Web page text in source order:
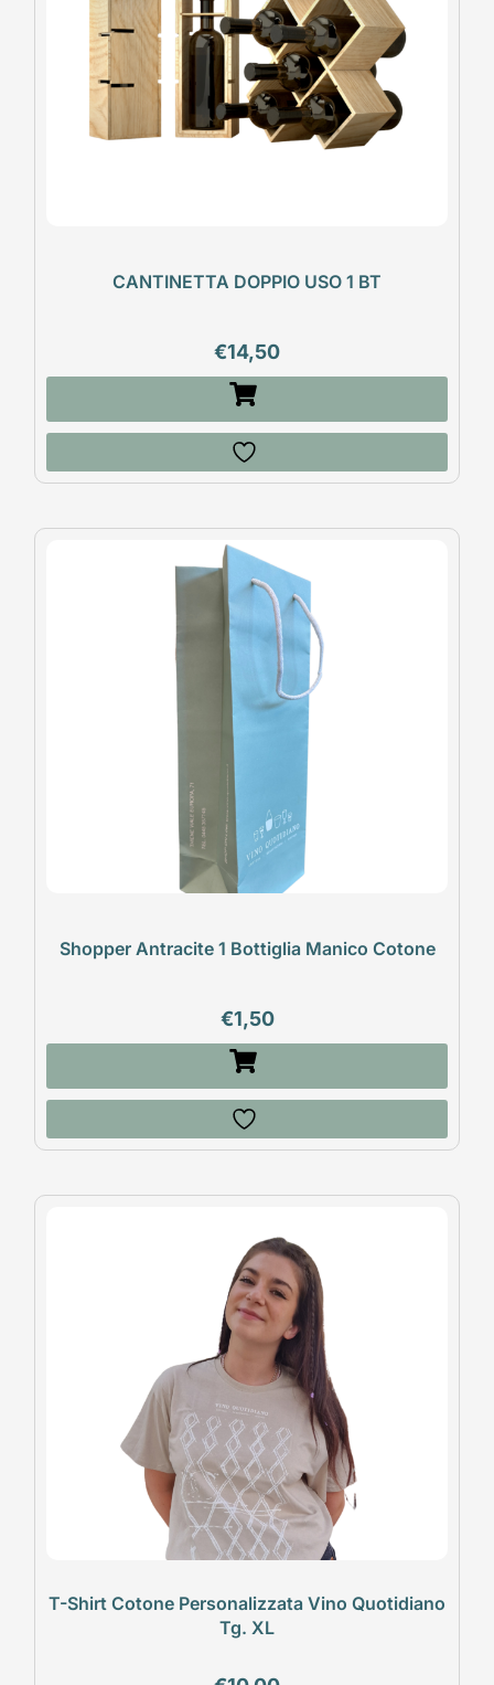
CANTINETTA DOPPIO USO 1 BT
€14,50
Shopper Antracite 1 Bottiglia Manico Cotone
€1,50
T-Shirt Cotone Personalizzata Vino Quotidiano
Tg. XL